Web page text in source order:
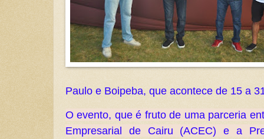
Paulo e Boipeba, que acontece de 15 a
O evento, que é fruto de uma parceria
Empresarial de Cairu (ACEC) e a